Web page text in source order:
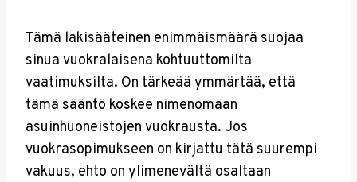
Tämä lakisääteinen enimmäismäärä suojaa
sinua vuokralaisena kohtuuttomilta
vaatimuksilta. On tärkeää ymmärtää, että
tämä sääntö koskee nimenomaan
asuinhuoneistojen vuokrausta. Jos
vuokrasopimukseen on kirjattu tätä suurempi
vakuus, ehto on ylimenevältä osaltaan